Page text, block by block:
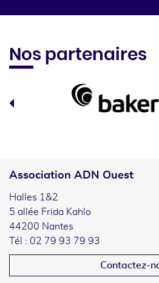
Nos partenaires
Association ADN Ouest
Halles 1&2
5 allée Frida Kahlo
44200 Nantes
Tél : 02 79 93 79 93
Contactez-